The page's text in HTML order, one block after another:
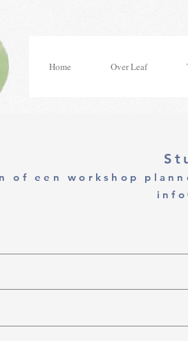
Home Over Leaf
of een workshop